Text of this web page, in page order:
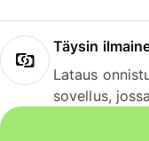
Täysin
Lataus
sovellus,